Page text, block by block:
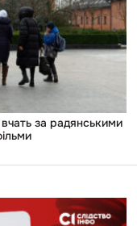
за радянськими